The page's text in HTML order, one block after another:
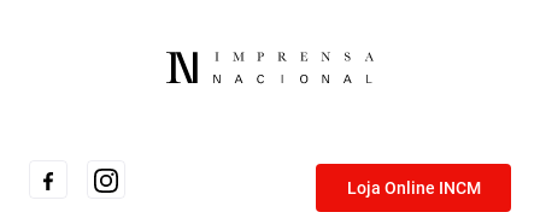
Loja Online INCM